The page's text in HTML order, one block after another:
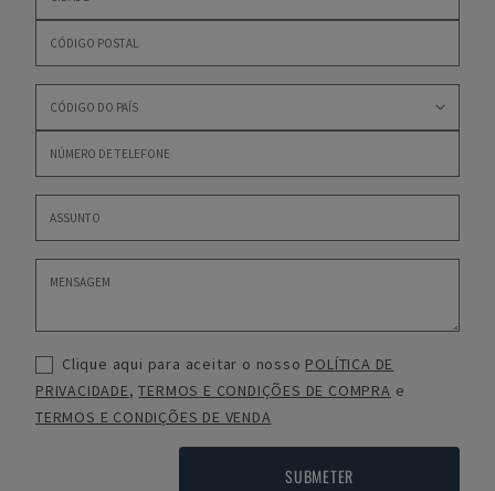
Clique aqui para aceitar o nosso POLÍTICA DE
PRIVACIDADE,TERMOS E CONDIÇÕES DE COMPRA e
TERMOS E CONDIÇÕES DE VENDA
SUBMETER